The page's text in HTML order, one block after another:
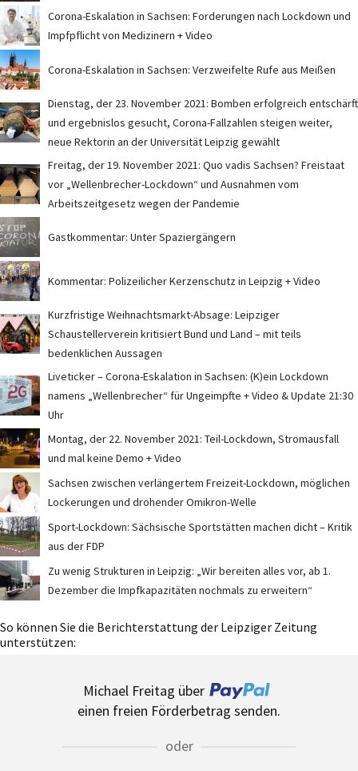
Corona-Eskalation in Sachsen: Forderungen nach Lockdown und
Impfpflicht von Medizinern + Video
Corona-Eskalation in Sachsen: Verzweifelte Rufe aus Meißen
Dienstag, der 23. November 2021: Bomben erfolgreich entschärft
und ergebnislos gesucht, Corona-Fallzahlen steigen weiter,
neue Rektorin an der Universität Leipzig gewählt
Freitag, der 19. November 2021: Quo vadis Sachsen? Freistaat
vor „Wellenbrecher-Lockdown“ und Ausnahmen vom
Arbeitszeitgesetz wegen der Pandemie
Gastkommentar: Unter Spaziergängern
Kommentar: Polizeilicher Kerzenschutz in Leipzig + Video
Kurzfristige Weihnachtsmarkt-Absage: Leipziger
Schaustellerverein kritisiert Bund und Land – mit teils
bedenklichen Aussagen
Liveticker – Corona-Eskalation in Sachsen: (K)ein Lockdown
namens „Wellenbrecher“ für Ungeimpfte + Video & Update 21:30
Uhr
Montag, der 22. November 2021: Teil-Lockdown, Stromausfall
und mal keine Demo + Video
Sachsen zwischen verlängertem Freizeit-Lockdown, möglichen
Lockerungen und drohender Omikron-Welle
Sport-Lockdown: Sächsische Sportstätten machen dicht – Kritik
aus der FDP
Zu wenig Strukturen in Leipzig: „Wir bereiten alles vor, ab 1.
Dezember die Impfkapazitäten nochmals zu erweitern“
So können Sie die Berichterstattung der Leipziger Zeitung
unterstützen:
Michael Freitag über
einen freien Förderbetrag senden.
oder